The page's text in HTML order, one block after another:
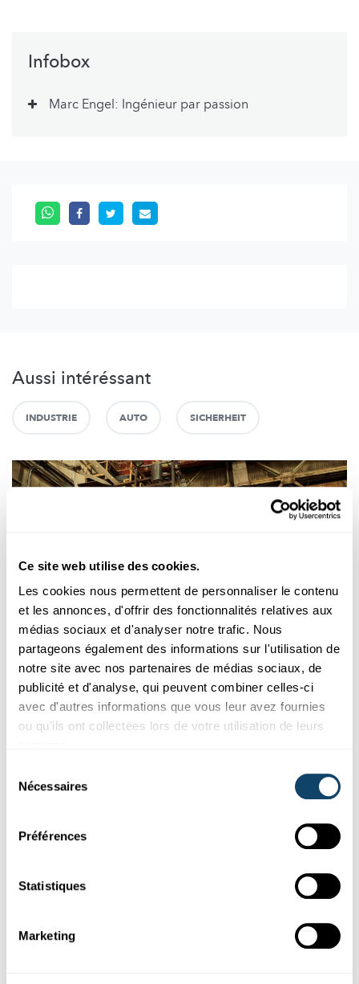
Ce site web utilise des cookies.
Les cookies nous permettent de personnaliser le contenu
et les annonces, d'offrir des fonctionnalités relatives aux
médias sociaux et d'analyser notre trafic. Nous
partageons également des informations sur l'utilisation de
notre site avec nos partenaires de médias sociaux, de
publicité et d'analyse, qui peuvent combiner celles-ci
avec d'autres informations que vous leur avez fournies
ou qu'ils ont collectées lors de votre utilisation de leurs
Nécessaires
Préférences
Statistiques
Marketing
Infobox
Marc Engel: Ingénieur par passion
Aussi intéréssant
INDUSTRIE AUTO SICHERHEIT
Science et Société
HISTOIRE INDUSTRIELLE
Projet expérimental avec un mini-haut
fourneau : Learning and burning by doing
Une poignée
FNR